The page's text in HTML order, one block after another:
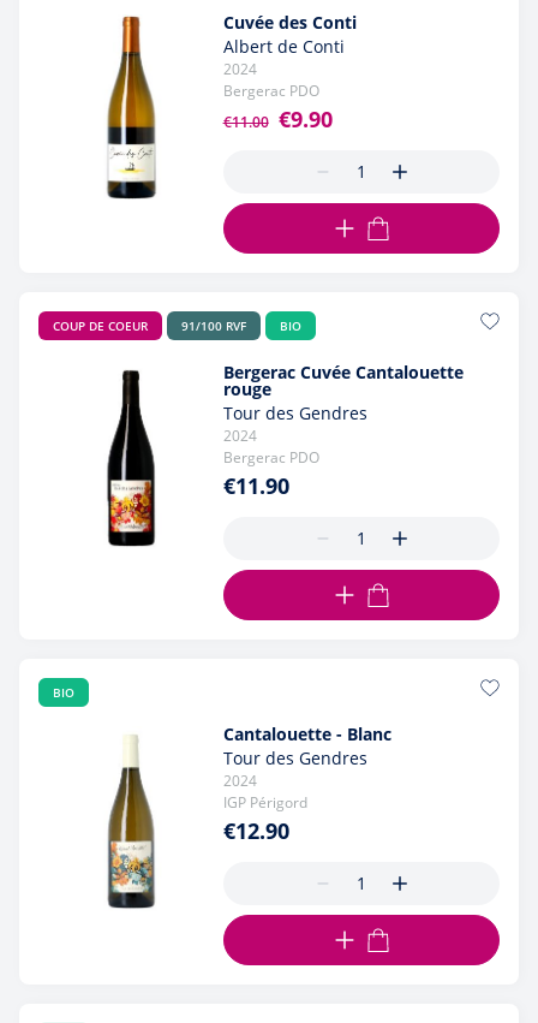
Cuvée des Conti
Albert de Conti
2024
Bergerac PDO
Special Price
€9.90
Regular Price
€11.00
ADD TO CART
COUP DE COEUR 91/100 RVF BIO
Bergerac Cuvée Cantalouette
rouge
Tour des Gendres
2024
Bergerac PDO
€11.90
ADD TO CART
BIO
Cantalouette - Blanc
Tour des Gendres
2024
IGP Périgord
€12.90
ADD TO CART